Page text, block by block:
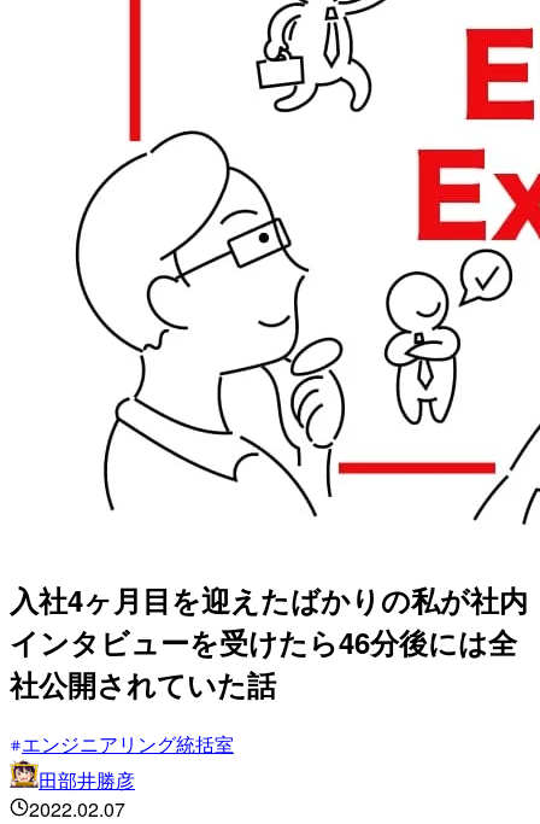
入社4ヶ月目を迎えたばかりの私が社内
インタビューを受けたら46分後には全
社公開されていた話
エンジニアリング統括室
田部井勝彦
2022.02.07